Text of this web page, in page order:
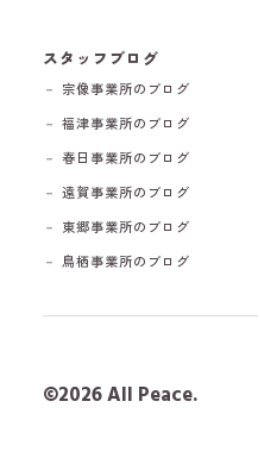
スタッフブログ
－ 宗像事業所のブログ
－ 福津事業所のブログ
－ 春日事業所のブログ
－ 遠賀事業所のブログ
－ 東郷事業所のブログ
－ 鳥栖事業所のブログ
©2026 All Peace.